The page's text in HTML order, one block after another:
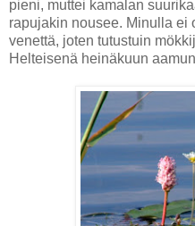
pieni, muttei kamalan
rapujakin nousee. Minulla ei
venettä, joten tutustuin
Helteisenä heinäkuun